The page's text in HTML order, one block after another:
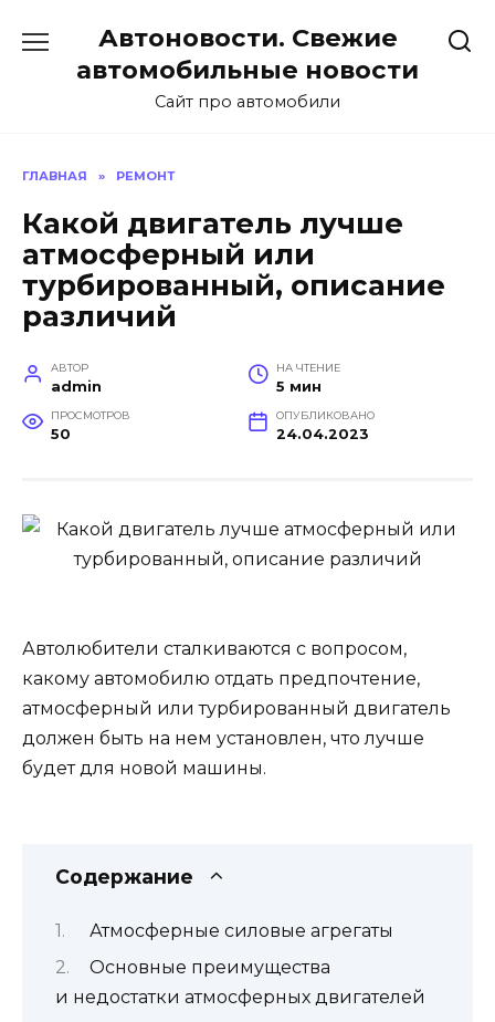
содержанию
Автоновости. Свежие
автомобильные новости
Сайт про автомобили
ГЛАВНАЯ » РЕМОНТ
Какой двигатель лучше
атмосферный или
турбированный, описание
различий
АВТОР
admin
НА ЧТЕНИЕ
5 мин
ПРОСМОТРОВ
50
ОПУБЛИКОВАНО
24.04.2023
Автолюбители сталкиваются с вопросом,
какому автомобилю отдать предпочтение,
атмосферный или турбированный двигатель
должен быть на нем установлен, что лучше
будет для новой машины.
Содержание
Атмосферные силовые агрегаты
Основные преимущества
и недостатки атмосферных двигателей